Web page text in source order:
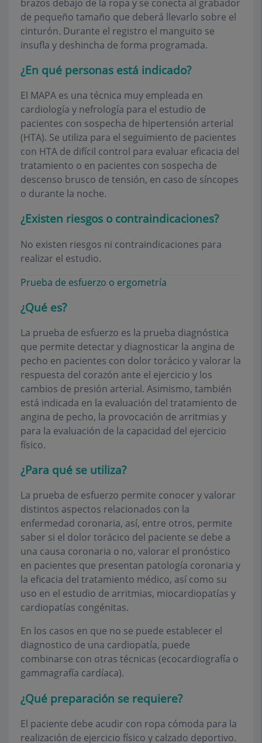
brazos debajo de la ropa y se conecta al grabador
de pequeño tamaño que deberá llevarlo sobre el
cinturón. Durante el registro el manguito se
insufla y deshincha de forma programada.
¿En qué personas está indicado?
El MAPA es una técnica muy empleada en
cardiología y nefrología para el estudio de
pacientes con sospecha de hipertensión arterial
(HTA). Se utiliza para el seguimiento de pacientes
con HTA de difícil control para evaluar eficacia del
tratamiento o en pacientes con sospecha de
descenso brusco de tensión, en caso de síncopes
o durante la noche.
¿Existen riesgos o contraindicaciones?
No existen riesgos ni contraindicaciones para
realizar el estudio.
Prueba de esfuerzo o ergometría
¿Qué es?
La prueba de esfuerzo es la prueba diagnóstica
que permite detectar y diagnosticar la angina de
pecho en pacientes con dolor torácico y valorar la
respuesta del corazón ante el ejercicio y los
cambios de presión arterial. Asimismo, también
está indicada en la evaluación del tratamiento de
angina de pecho, la provocación de arritmias y
para la evaluación de la capacidad del ejercicio
físico.
¿Para qué se utiliza?
La prueba de esfuerzo permite conocer y valorar
distintos aspectos relacionados con la
enfermedad coronaria, así, entre otros, permite
saber si el dolor torácico del paciente se debe a
una causa coronaria o no, valorar el pronóstico
en pacientes que presentan patología coronaria y
la eficacia del tratamiento médico, así como su
uso en el estudio de arritmias, miocardiopatías y
cardiopatías congénitas.
En los casos en que no se puede establecer el
diagnostico de una cardiopatía, puede
combinarse con otras técnicas (ecocardiografía o
gammagrafía cardíaca).
¿Qué preparación se requiere?
El paciente debe acudir con ropa cómoda para la
realización de ejercicio físico y calzado deportivo.